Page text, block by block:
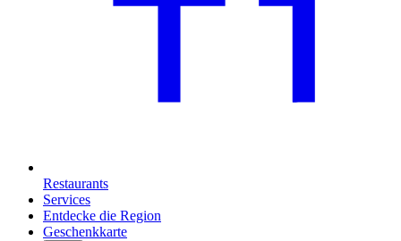
Restaurants
Services
Entdecke die Region
Geschenkkarte